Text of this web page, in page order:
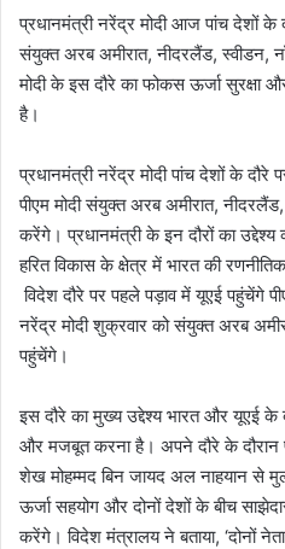
प्रधानमंत्री नरेंद्र मोदी आज पांच देशों के
संयुक्त अरब अमीरात, नीदरलैंड, स्वीडन,
मोदी के इस दौरे का फोकस ऊर्जा सुरक्षा
है।
प्रधानमंत्री नरेंद्र मोदी पांच देशों के दौरे
पीएम मोदी संयुक्त अरब अमीरात,
करेंगे। प्रधानमंत्री के इन दौरों का उद्देश्य
हरित विकास के क्षेत्र में भारत की
विदेश दौरे पर पहले पड़ाव में यूएई पहुंचेंगे
नरेंद्र मोदी शुक्रवार को संयुक्त अरब
पहुंचेंगे।
इस दौरे का मुख्य उद्देश्य भारत और यूएई के
और मजबूत करना है। अपने दौरे के दौरान
शेख मोहम्मद बिन जायद अल नाहयान से
ऊर्जा सहयोग और दोनों देशों के बीच
करेंगे। विदेश मंत्रालय ने बताया, ‘दोनों नेता